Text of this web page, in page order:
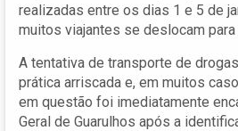
realizadas entre os dias 1 e 5 de
muitos viajantes se deslocam para
A tentativa de transporte de
prática arriscada e, em muitos
em questão foi imediatamente
Geral de Guarulhos após a